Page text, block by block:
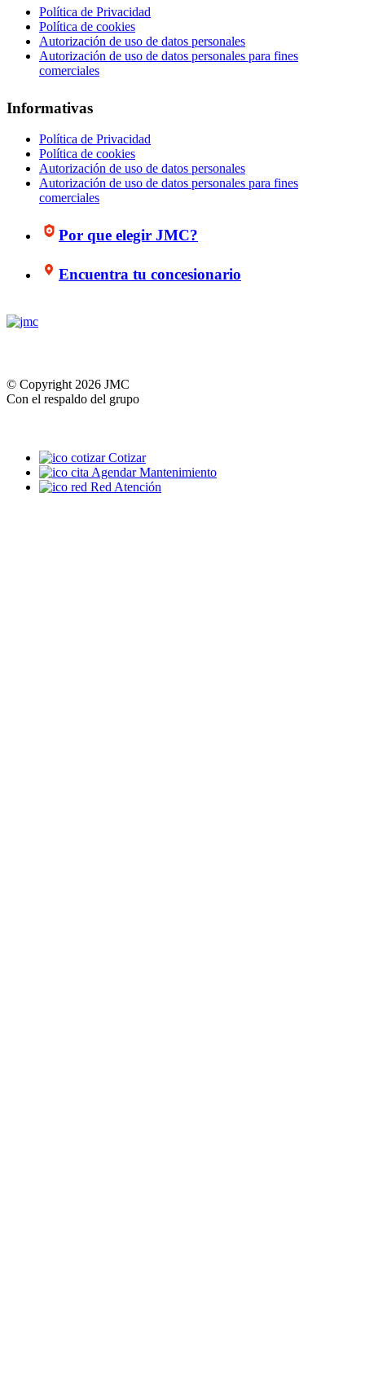
Política de Privacidad
Política de cookies
Autorización de uso de datos personales
Autorización de uso de datos personales para fines
comerciales
Informativas
Política de Privacidad
Política de cookies
Autorización de uso de datos personales
Autorización de uso de datos personales para fines
comerciales
Por que elegir JMC?
Encuentra tu concesionario
© Copyright 2026 JMC
Con el respaldo del grupo
Cotizar
Agendar Mantenimiento
Red Atención